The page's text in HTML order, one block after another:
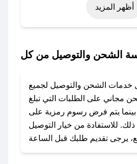
التأسيس، أو حتى عروض خاصة
يمكنك العثور بسهولة على
البريد الإلكتروني لإضافته بسرعة.
### كيفية استخدام كود خصم كل؟
1. انسخ كود الخصم من تطبيق صحصح.
2. الصقه في خانة الدفع عند التسوق من كل.
أظهر المزيد
الشحن والتوصيل من كل
خدمات الشحن والتوصيل لجميع
مجاني على الطلبات التي تبلغ
بينما يتم فرض رسوم رمزية على
للاستفادة من خيار التوصيل